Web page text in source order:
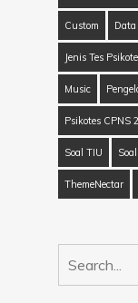
Custom Data
Jenis Tes
Music
Psikotes CPNS
Soal TIU
ThemeNectar